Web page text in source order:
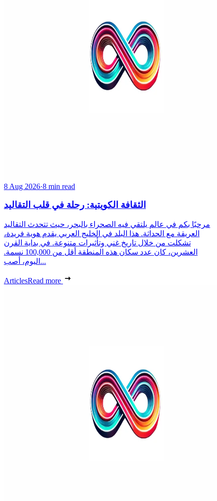
8 Aug 2026·8 min read
الثقافة الكويتية: رحلة في قلب التقاليد
مرحبًا بكم في عالم يلتقي فيه الصحراء بالبحر، حيث تتحدث التقاليد
العريقة مع الحداثة. هذا البلد في الخليج العربي يقدم هوية فريدة،
تشكلت من خلال تاريخ غني وتأثيرات متنوعة. في بداية القرن
العشرين، كان عدد سكان هذه المنطقة أقل من 100,000 نسمة.
اليوم، أصب...
ArticlesRead more